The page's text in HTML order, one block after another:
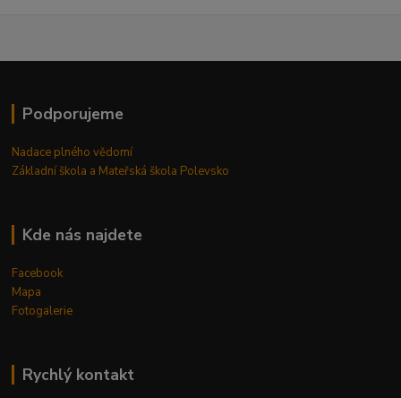
Podporujeme
Nadace plného vědomí
Základní škola a Mateřská škola Polevsko
Kde nás najdete
Facebook
Mapa
Fotogalerie
Rychlý kontakt